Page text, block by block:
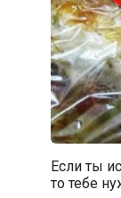
Если ты
то тебе